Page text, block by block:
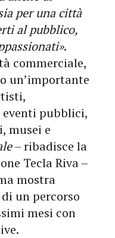
per una città
al pubblico,
.
commerciale,
un’importante
eventi pubblici,
musei e
– ribadisce la
Tecla Riva –
mostra
un percorso
mesi con